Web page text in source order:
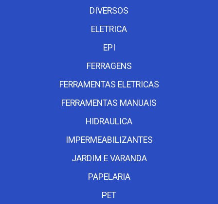
DIVERSOS
ELETRICA
EPI
FERRAGENS
FERRAMENTAS ELETRICAS
FERRAMENTAS MANUAIS
HIDRAULICA
IMPERMEABILIZANTES
JARDIM E VARANDA
PAPELARIA
PET